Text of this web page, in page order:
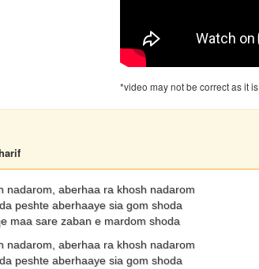
*video may not be correct as it
nadarom, aberhaa ra khosh nadarom
peshte aberhaaye sia gom shoda
maa sare zaban e mardom shoda
nadarom, aberhaa ra khosh nadarom
peshte aberhaaye sia gom shoda